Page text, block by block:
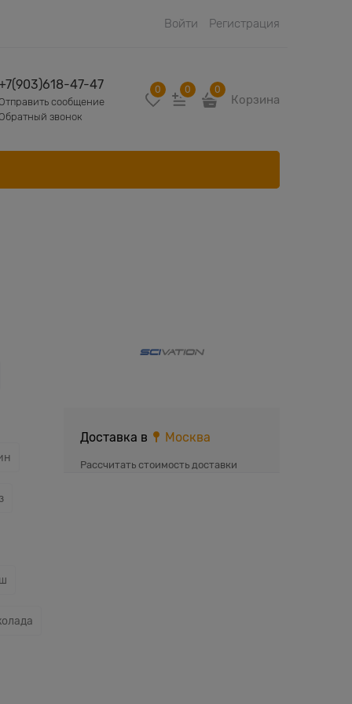
Войти Регистрация
47-47
сообщение
звонок
0 0 0
Корзина
Доставка в Москва
Рассчитать стоимость доставки